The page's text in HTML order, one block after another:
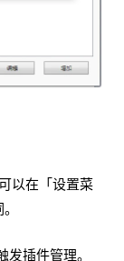
以在「设置菜
发插件管理。